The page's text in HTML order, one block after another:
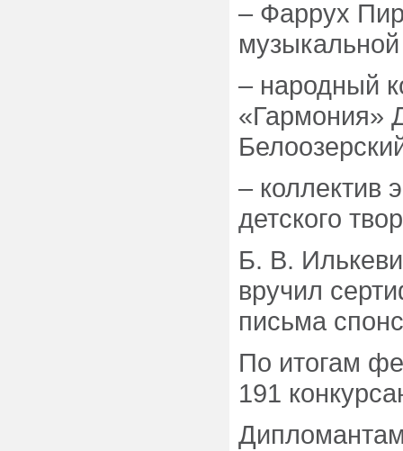
– Фаррух
– народный
«Гармония»
– коллектив
детского
Б. В.
вручил
письма
По итогам
191